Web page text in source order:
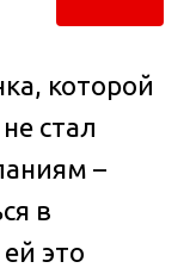
которой
стал
–
в
это